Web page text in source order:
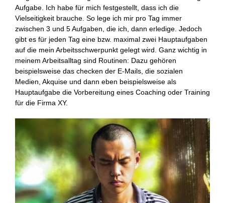
Aufgabe. Ich habe für mich festgestellt, dass ich die
Vielseitigkeit brauche. So lege ich mir pro Tag immer
zwischen 3 und 5 Aufgaben, die ich, dann erledige. Jedoch
gibt es für jeden Tag eine bzw. maximal zwei Hauptaufgaben
auf die mein Arbeitsschwerpunkt gelegt wird. Ganz wichtig in
meinem Arbeitsalltag sind Routinen: Dazu gehören
beispielsweise das checken der E-Mails, die sozialen
Medien, Akquise und dann eben beispielsweise als
Hauptaufgabe die Vorbereitung eines Coaching oder Training
für die Firma XY.